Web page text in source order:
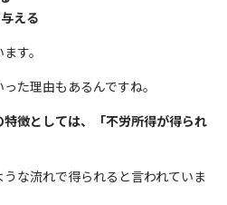
える
す。
た理由もあるんですね。
徴としては、「不労所得が得られ
な流れで得られると言われていま